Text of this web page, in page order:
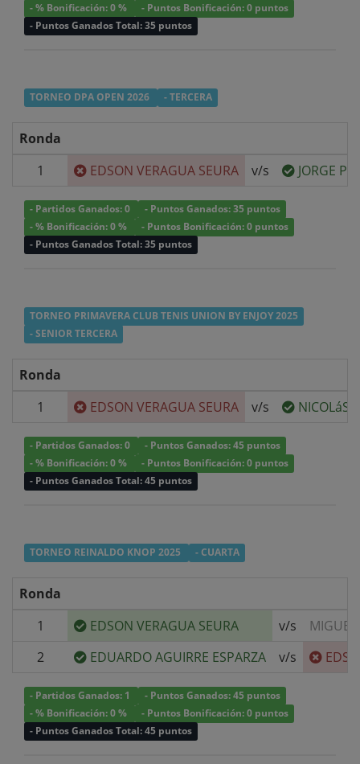
- % Bonificación: 0 %
- Puntos Bonificación: 0 puntos
- Puntos Ganados Total: 35 puntos
TORNEO DPA OPEN 2026 - TERCERA
Ronda
1
EDSON VERAGUA SEURA v/s JORGE
- Partidos Ganados: 0
- Puntos Ganados: 35 puntos
- % Bonificación: 0 %
- Puntos Bonificación: 0 puntos
- Puntos Ganados Total: 35 puntos
TORNEO PRIMAVERA CLUB TENIS UNION BY ENJOY 2025
- SENIOR TERCERA
Ronda
1
EDSON VERAGUA SEURA v/s NICOLáS
- Partidos Ganados: 0
- Puntos Ganados: 45 puntos
- % Bonificación: 0 %
- Puntos Bonificación: 0 puntos
- Puntos Ganados Total: 45 puntos
TORNEO REINALDO KNOP 2025 - CUARTA
Ronda
1
EDSON VERAGUA SEURA v/s
2
EDUARDO AGUIRRE ESPARZA v/s
- Partidos Ganados: 1
- Puntos Ganados: 45 puntos
- % Bonificación: 0 %
- Puntos Bonificación: 0 puntos
- Puntos Ganados Total: 45 puntos